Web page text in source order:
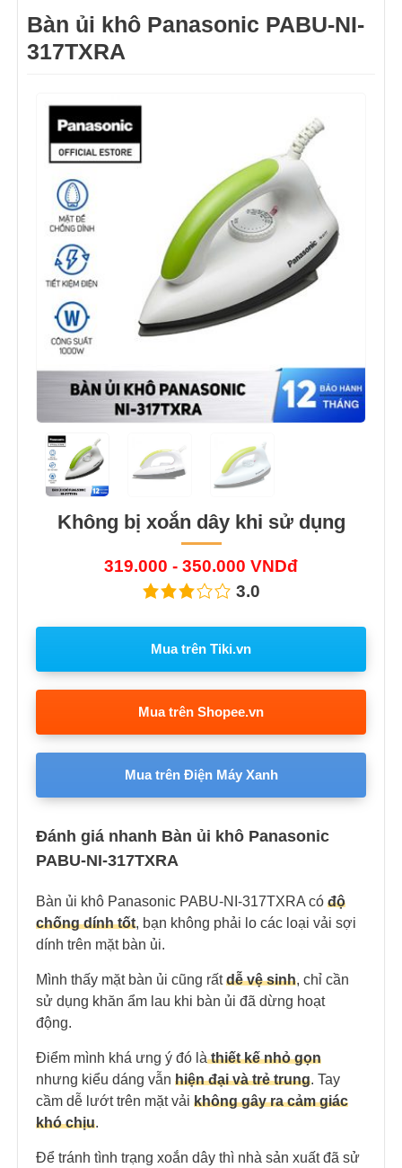
Bàn ủi khô Panasonic PABU-NI-
317TXRA
Không bị xoắn dây khi sử dụng
319.000 - 350.000 VNDđ
3.0
Mua trên Tiki.vn
Mua trên Shopee.vn
Mua trên Điện Máy Xanh
Đánh giá nhanh Bàn ủi khô Panasonic
PABU-NI-317TXRA
Bàn ủi khô Panasonic PABU-NI-317TXRA có độ
chống dính tốt, bạn không phải lo các loại vải sợi
dính trên mặt bàn ủi.
Mình thấy mặt bàn ủi cũng rấtdễ vệ sinh, chỉ cần
sử dụng khăn ẩm lau khi bàn ủi đã dừng hoạt
động.
Điểm mình khá ưng ý đó làthiết kế nhỏ gọn
nhưng kiểu dáng vẫn hiện đại và trẻ trung. Tay
cầm dễ lướt trên mặt vải không gây ra cảm giác
khó chịu.
Để tránh tình trạng xoắn dây thì nhà sản xuất đã sử